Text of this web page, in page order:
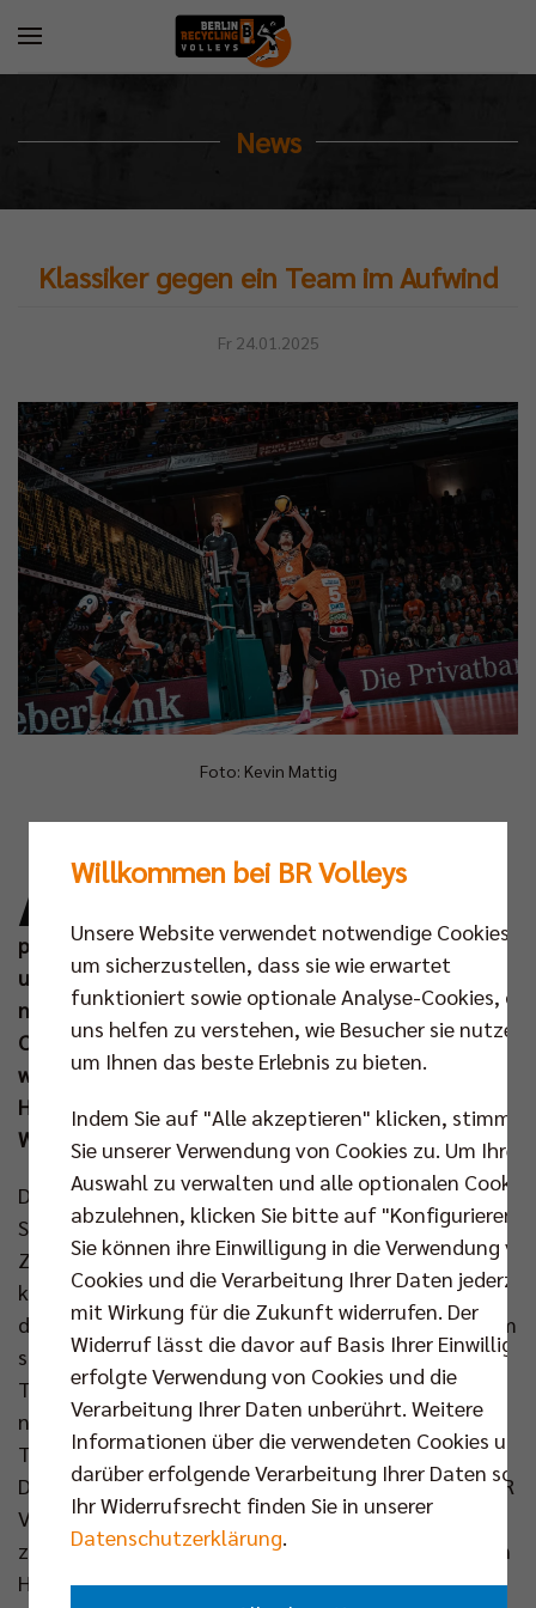
News
Klassiker gegen ein Team im Aufwind
Fr 24.01.2025
Foto: Kevin Mattig
A Berliner Publikum ein echter Klassiker der
powervolleys Düren möchten am Samstag (25. Jan
um 18.00 Uhr) die Max-Schmeling-Halle erobern,
nachdem sie zuletzt zwei beeindruckende
Comeback-Erfolge feiern konnten. Diesem Versuch
wird sich der ungeschlagene Tabellenführer aus der
Hauptstadt entgegenstellen und will seine weiße
Weste auf nationaler Bühne wahren.
Die SWD powervolleys Düren produzieren in dieser
Saison wieder einmal Schlagzeilen am Fließband.
Zweimal mussten die Rheinländer aufgrund eines
kaum in Worte zu fassenden Verletzungspechs auf
dem Transfermarkt tätig werden. Sogar der längst im
sportlichen Ruhestand befindliche Geschäftsführer
Tomas Kocian-Falkenbach schnürte in der Notlage
noch einmal die Schuhe. Und trotzdem steht der
Traditionsverein zum dritten Mal in fünf Jahren im
DVV-Pokalfinale – und zum dritten Mal werden die BR
Volleys der Gegner sein. Zuletzt ließ Düren mit gleich
zwei fulminanten Siegen aufhorchen. Sowohl bei den
Helios Grizzlys Giesen als auch zuhause gegen die
Willkommen bei BR Volleys
Unsere Website verwendet notwendige Cookies,
um sicherzustellen, dass sie wie erwartet
funktioniert sowie optionale Analyse-Cookies, die
uns helfen zu verstehen, wie Besucher sie nutzen,
um Ihnen das beste Erlebnis zu bieten.
Indem Sie auf "Alle akzeptieren" klicken, stimmen
Sie unserer Verwendung von Cookies zu. Um Ihre
Auswahl zu verwalten und alle optionalen Cookies
abzulehnen, klicken Sie bitte auf "Konfigurieren".
Sie können ihre Einwilligung in die Verwendung
Cookies und die Verarbeitung Ihrer Daten
mit Wirkung für die Zukunft widerrufen. Der
Widerruf lässt die davor auf Basis Ihrer
erfolgte Verwendung von Cookies und die
Verarbeitung Ihrer Daten unberührt. Weitere
Informationen über die verwendeten Cookies und
darüber erfolgende Verarbeitung Ihrer Daten
Ihr Widerrufsrecht finden Sie in unserer
Datenschutzerklärung.